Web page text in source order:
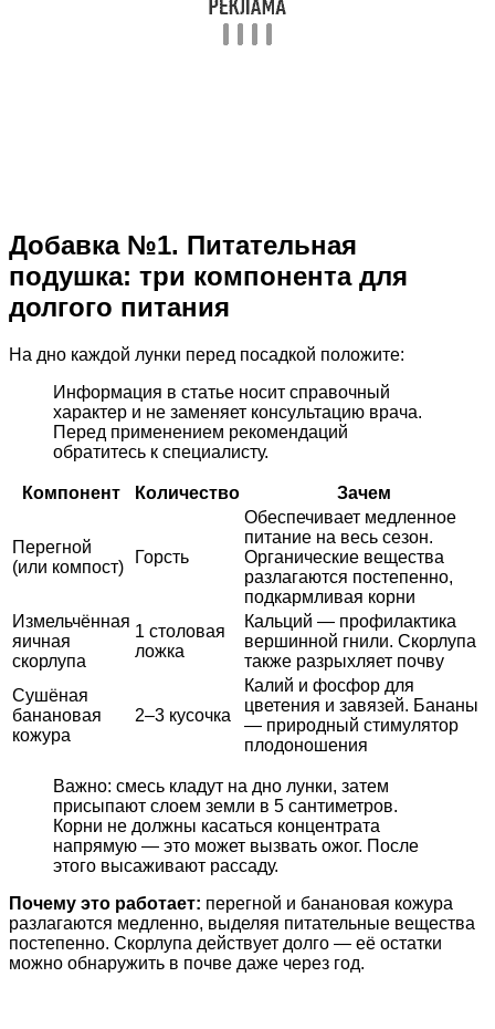
Добавка №1. Питательная
подушка: три компонента для
долгого питания
На дно каждой лунки перед посадкой положите:
Информация в статье носит справочный
характер и не заменяет консультацию врача.
Перед применением рекомендаций
обратитесь к специалисту.
Компонент Количество Зачем
Перегной
(или компост)
Горсть
Обеспечивает медленное
питание на весь сезон.
Органические вещества
разлагаются постепенно,
подкармливая корни
Измельчённая
яичная
скорлупа
1 столовая
ложка
Кальций — профилактика
вершинной гнили. Скорлупа
также разрыхляет почву
Сушёная
банановая
кожура
2–3 кусочка
Калий и фосфор для
цветения и завязей. Бананы
— природный стимулятор
плодоношения
Важно: смесь кладут на дно лунки, затем
присыпают слоем земли в 5 сантиметров.
Корни не должны касаться концентрата
напрямую — это может вызвать ожог. После
этого высаживают рассаду.
Почему это работает: перегной и банановая кожура
разлагаются медленно, выделяя питательные вещества
постепенно. Скорлупа действует долго — её остатки
можно обнаружить в почве даже через год.